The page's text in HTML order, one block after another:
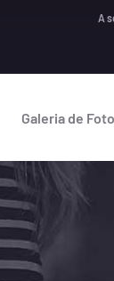
A
Galeria de